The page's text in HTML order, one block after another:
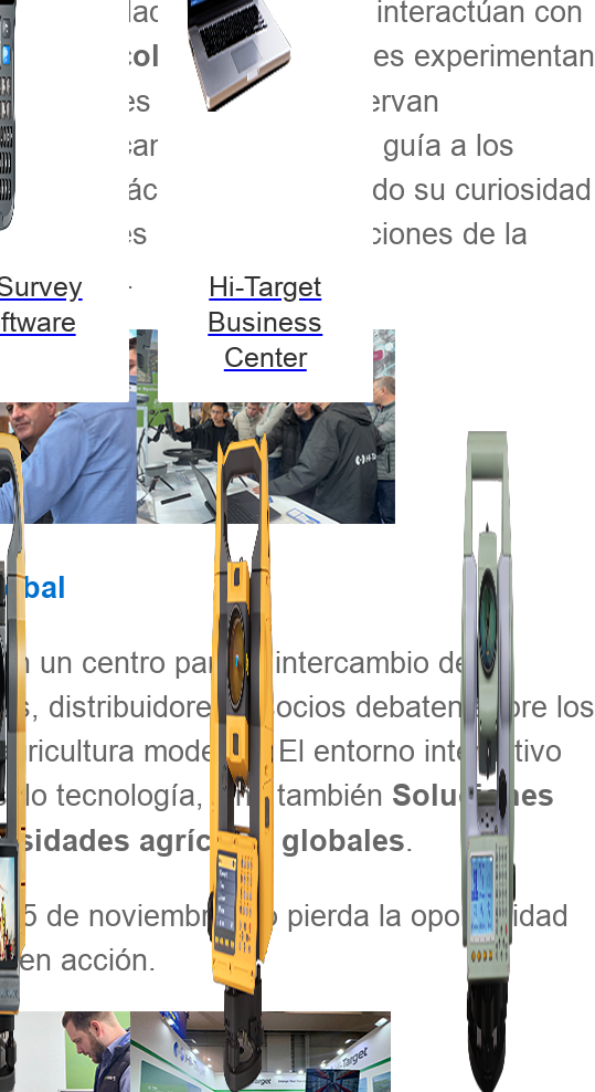
Hi-Target
Business
Center
actividad. Los visitantes interactúan con
agrícola
Los participantes experimentan
agrícolas y observan
de campo. El personal guía a los
prácticas, despertando su curiosidad
sobre las aplicaciones de la
mundo.
un centro para el intercambio de
distribuidores y socios debaten sobre los
moderna. El entorno interactivo
tecnología, sino también Soluciones
agrícolas globales.
de noviembre; no pierda la oportunidad
en acción.